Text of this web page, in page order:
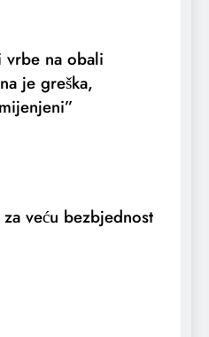
vrbe na obali
je greška,
veću bezbjednost